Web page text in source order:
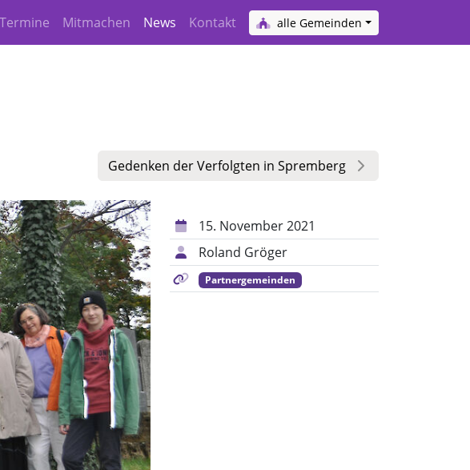
Termine Mitmachen News Kontakt alle Gemeinden
Gedenken der Verfolgten in Spremberg
15. November 2021
Roland Gröger
Partnergemeinden